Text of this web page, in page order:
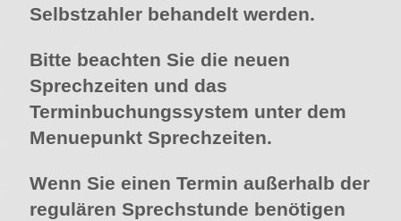
Selbstzahler behandelt werden.
Bitte beachten Sie die neuen
Sprechzeiten und das
Terminbuchungssystem unter dem
Menuepunkt Sprechzeiten.
Wenn Sie einen Termin außerhalb der
regulären Sprechstunde benötigen